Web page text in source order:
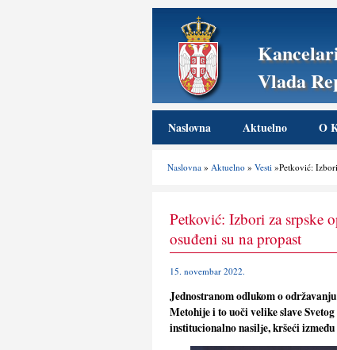
Vlada
Naslovna Aktuelno O
Naslovna »Aktuelno »Vesti »Petković:
Petković: Izbori za srpske
osuđeni su na propast
15. novembar 2022.
Jednostranom odlukom o
Metohije i to uoči velike slave
institucionalno nasilјe, kršeći